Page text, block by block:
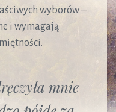
wyborów –
i wymagają
mnie